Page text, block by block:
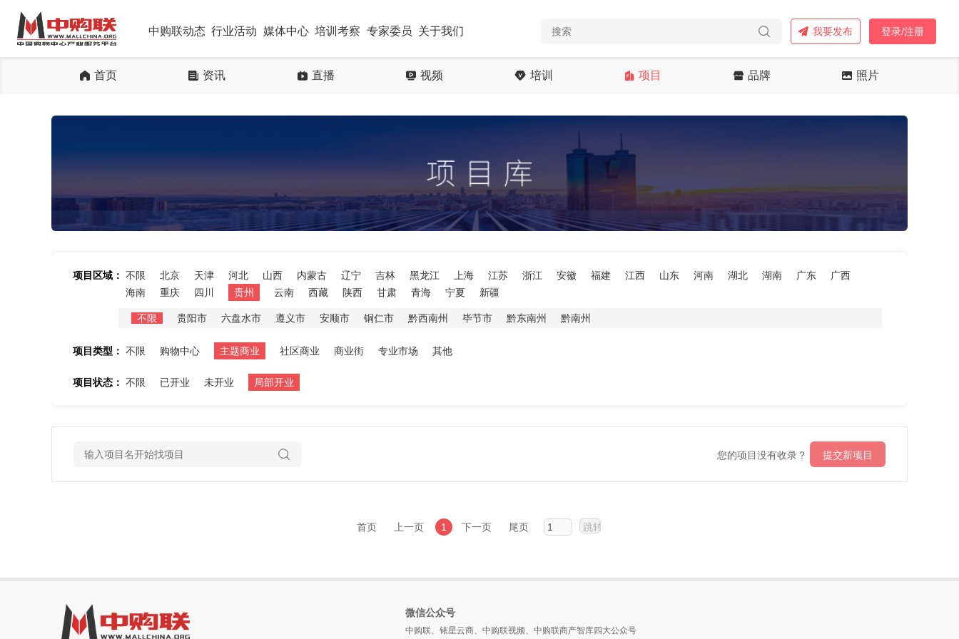
中购联动态 行业活动 媒体中心 培训考察 专家委员 关于我们 我要发布 登录/注册
首页 资讯 直播 视频 培训 项目 品牌 照片
项目区域： 不限 北京 天津 河北 山西 内蒙古 辽宁 吉林 黑龙江 上海 江苏 浙江 安徽 福建 江西 山东 河南 湖北 湖南 广东
广西
海南
重庆 四川 贵州 云南 西藏 陕西 甘肃 青海 宁夏 新疆
不限 贵阳市 六盘水市 遵义市 安顺市 铜仁市 黔西南州 毕节市 黔东南州 黔南州
项目类型： 不限 购物中心 主题商业 社区商业 商业街 专业市场 其他
项目状态： 不限 已开业 未开业 局部开业
您的项目没有收录？ 提交新项目
首页 上一页 1 下一页 尾页
微信公众号
中购联、铱星云商、中购联视频、中购联商产智库四大公众号